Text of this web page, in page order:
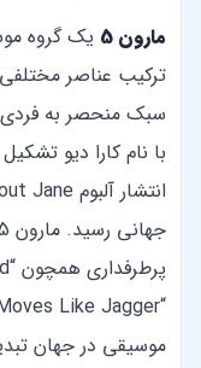
مارون 5
یک گروه
ترکیب عناصر
سبک منحصر به فردی